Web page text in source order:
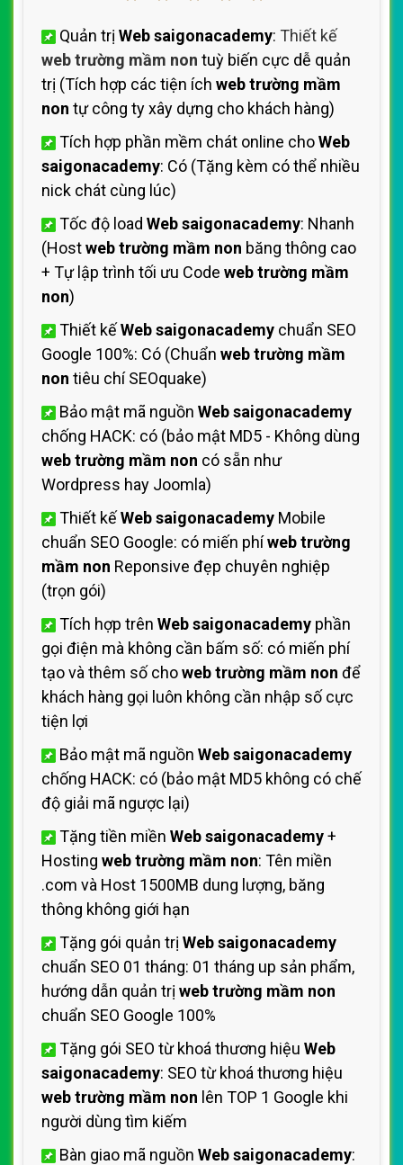
Quản trị Web saigonacademy: Thiết kế
web trường mầm non tuỳ biến cực dễ quản
trị (Tích hợp các tiện ích web trường mầm
non tự công ty xây dựng cho khách hàng)
Tích hợp phần mềm chát online choWeb
saigonacademy: Có (Tặng kèm có thể nhiều
nick chát cùng lúc)
Tốc độ load Web saigonacademy: Nhanh
(Hostweb trường mầm non băng thông cao
+ Tự lập trình tối ưu Code web trường mầm
non)
Thiết kếWeb saigonacademy chuẩn SEO
Google 100%: Có (Chuẩn web trường mầm
non tiêu chí SEOquake)
Bảo mật mã nguồn Web saigonacademy
chống HACK: có (bảo mật MD5 - Không dùng
web trường mầm non có sẵn như
Wordpress hay Joomla)
Thiết kếWeb saigonacademy Mobile
chuẩn SEO Google: có miến phíweb trường
mầm non Reponsive đẹp chuyên nghiệp
(trọn gói)
Tích hợp trên Web saigonacademy phần
gọi điện mà không cần bấm số: có miến phí
tạo và thêm số choweb trường mầm non để
khách hàng gọi luôn không cần nhập số cực
tiện lợi
Bảo mật mã nguồn Web saigonacademy
chống HACK: có (bảo mật MD5 không có chế
độ giải mã ngược lại)
Tặng tiền miền Web saigonacademy+
Hosting web trường mầm non: Tên miền
.com và Host 1500MB dung lượng, băng
thông không giới hạn
Tặng gói quản trị Web saigonacademy
chuẩn SEO 01 tháng: 01 tháng up sản phẩm,
hướng dẫn quản trị web trường mầm non
chuẩn SEO Google 100%
Tặng gói SEO từ khoá thương hiệu Web
saigonacademy: SEO từ khoá thương hiệu
web trường mầm non lên TOP 1 Google khi
người dùng tìm kiếm
Bàn giao mã nguồn Web saigonacademy: